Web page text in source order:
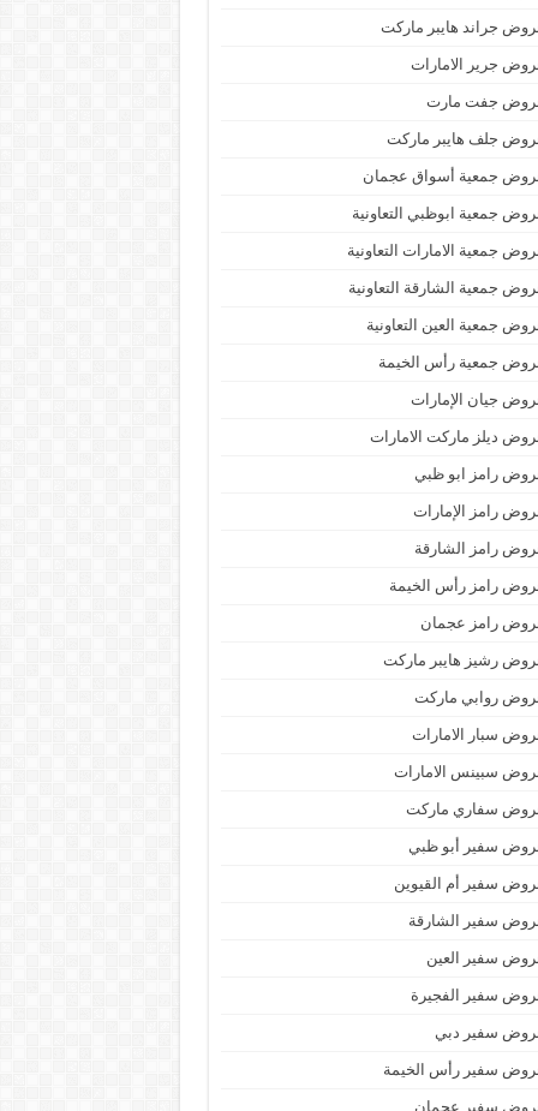
جراند هايبر ماركت
جرير الامارات
جفت مارت
جلف هايبر ماركت
جمعية أسواق عجمان
جمعية ابوظبي التعاونية
جمعية الامارات التعاونية
جمعية الشارقة التعاونية
جمعية العين التعاونية
جمعية رأس الخيمة
جيان الإمارات
ديلز ماركت الامارات
رامز ابو ظبي
رامز الإمارات
رامز الشارقة
رامز رأس الخيمة
رامز عجمان
رشيز هايبر ماركت
روابي ماركت
سبار الامارات
سبينس الامارات
سفاري ماركت
سفير أبو ظبي
سفير أم القيوين
سفير الشارقة
سفير العين
سفير الفجيرة
سفير دبي
سفير رأس الخيمة
سفير عجمان